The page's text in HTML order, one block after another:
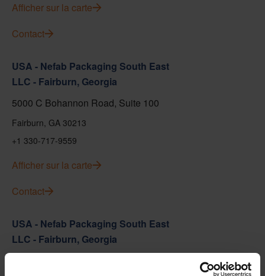
Afficher sur la carte
Contact
USA - Nefab Packaging South East
LLC - Fairburn, Georgia
5000 C Bohannon Road, Suite 100
Fairburn, GA 30213
+1 330-717-9559
Afficher sur la carte
Contact
USA - Nefab Packaging South East
LLC - Fairburn, Georgia